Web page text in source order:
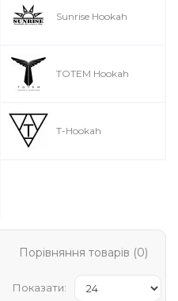
Sunrise Hookah
TOTEM Hookah
T-Hookah
Порівняння товарів (0)
Показати: